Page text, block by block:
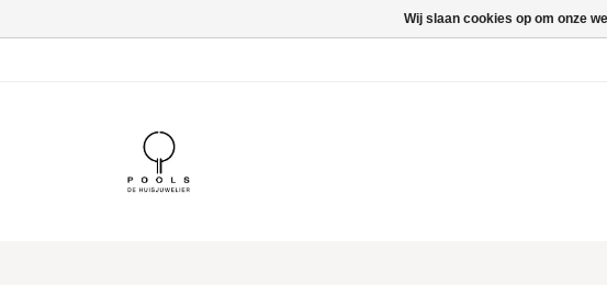
Wij slaan cookies op om onze